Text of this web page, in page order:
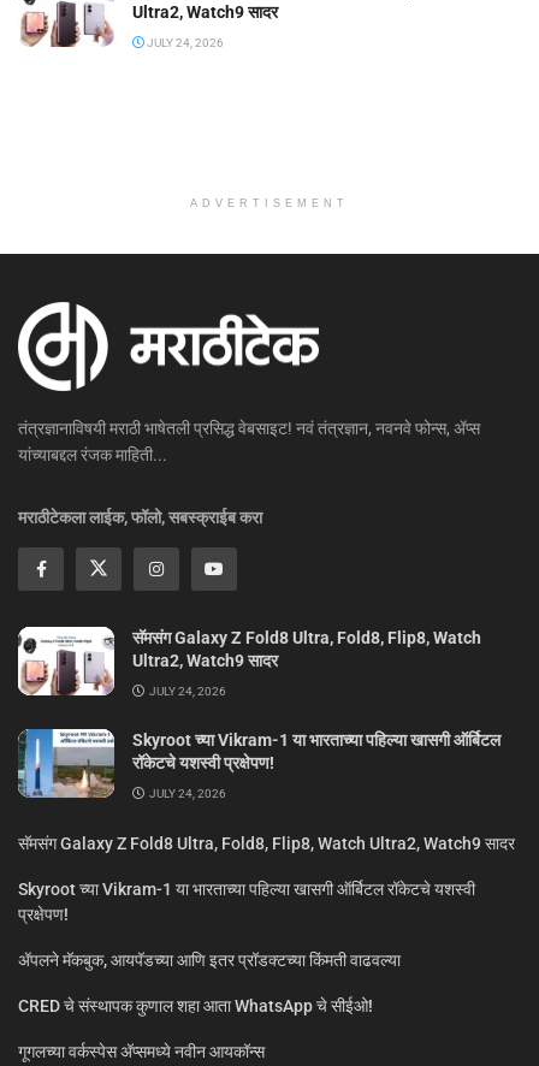
Ultra2, Watch9 सादर
JULY 24, 2026
ADVERTISEMENT
तंत्रज्ञानाविषयी मराठी भाषेतली प्रसिद्ध वेबसाइट! नवं तंत्रज्ञान, नवनवे फोन्स, ॲप्स
यांच्याबद्दल रंजक माहिती...
मराठीटेकला लाईक, फॉलो, सबस्क्राईब करा
सॅमसंग Galaxy Z Fold8 Ultra, Fold8, Flip8, Watch
Ultra2, Watch9 सादर
JULY 24, 2026
Skyroot च्या Vikram-1 या भारताच्या पहिल्या खासगी ऑर्बिटल
रॉकेटचे यशस्वी प्रक्षेपण!
JULY 24, 2026
सॅमसंग Galaxy Z Fold8 Ultra, Fold8, Flip8, Watch Ultra2, Watch9 सादर
Skyroot च्या Vikram-1 या भारताच्या पहिल्या खासगी ऑर्बिटल रॉकेटचे यशस्वी
प्रक्षेपण!
ॲपलने मॅकबुक, आयपॅडच्या आणि इतर प्रॉडक्टच्या किंमती वाढवल्या
CRED चे संस्थापक कुणाल शहा आता WhatsApp चे सीईओ!
गूगलच्या वर्कस्पेस अ‍ॅप्समध्ये नवीन आयकॉन्स